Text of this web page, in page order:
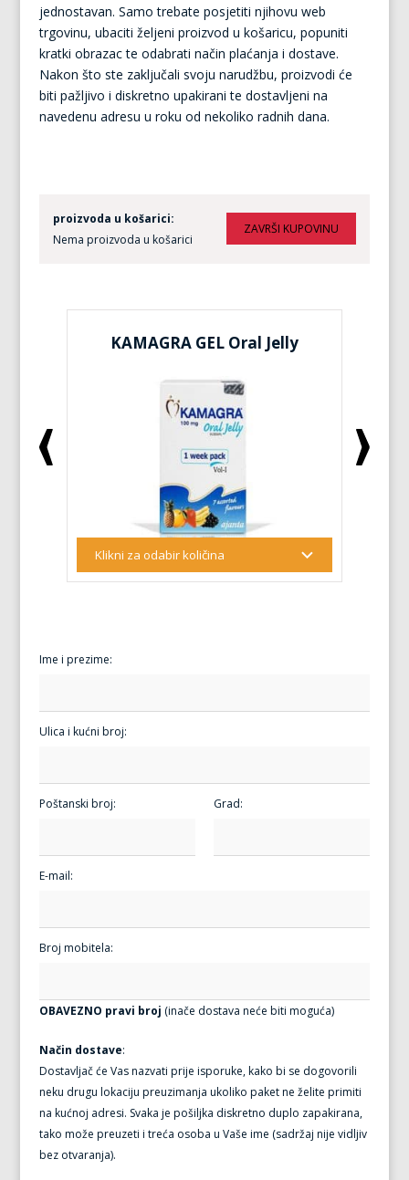
jednostavan. Samo trebate posjetiti njihovu web
trgovinu, ubaciti željeni proizvod u košaricu, popuniti
kratki obrazac te odabrati način plaćanja i dostave.
Nakon što ste zaključali svoju narudžbu, proizvodi će
biti pažljivo i diskretno upakirani te dostavljeni na
navedenu adresu u roku od nekoliko radnih dana.
proizvoda u košarici:
Nema proizvoda u košarici
KAMAGRA GEL Oral Jelly
Ime i prezime:
Ulica i kućni broj:
Poštanski broj: Grad:
E-mail:
Broj mobitela:
OBAVEZNO pravi broj (inače dostava neće biti moguća)
Način dostave:
Dostavljač će Vas nazvati prije isporuke, kako bi se dogovorili
neku drugu lokaciju preuzimanja ukoliko paket ne želite primiti
na kućnoj adresi. Svaka je pošiljka diskretno duplo zapakirana,
tako može preuzeti i treća osoba u Vaše ime (sadržaj nije vidljiv
bez otvaranja).